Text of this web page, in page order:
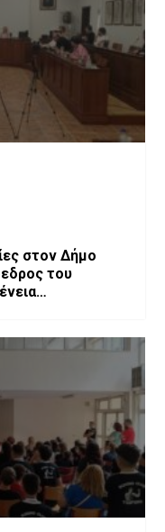
στον Δήμο